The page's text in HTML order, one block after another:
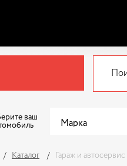
ваш
Каталог Гараж и автосервис